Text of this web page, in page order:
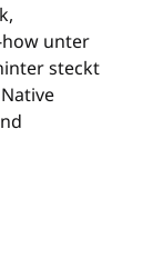
how unter
steckt